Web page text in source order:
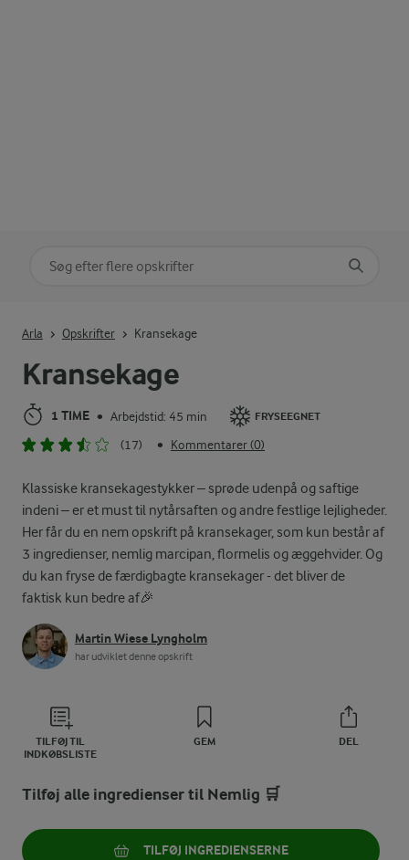
Kransekage
1 TIME • Arbejdstid: 45 min FRYSEEGNET
(17) • Kommentarer (0)
Klassiske kransekagestykker – sprøde udenpå og saftige
indeni – er et must til nytårsaften og andre festlige lejligheder.
Her får du en nem opskrift på kransekager, som kun består af
3 ingredienser, nemlig marcipan, flormelis og æggehvider. Og
du kan fryse de færdigbagte kransekager - det bliver de
faktisk kun bedre af🎉
Martin Wiese Lyngholm
har udviklet denne opskrift
TILFØJ TIL
INDKØBSLISTE
GEM DEL
Arla Opskrifter Kransekage
Tilføj alle ingredienser til Nemlig 🛒
TILFØJ INGREDIENSERNE
Søg på kategori